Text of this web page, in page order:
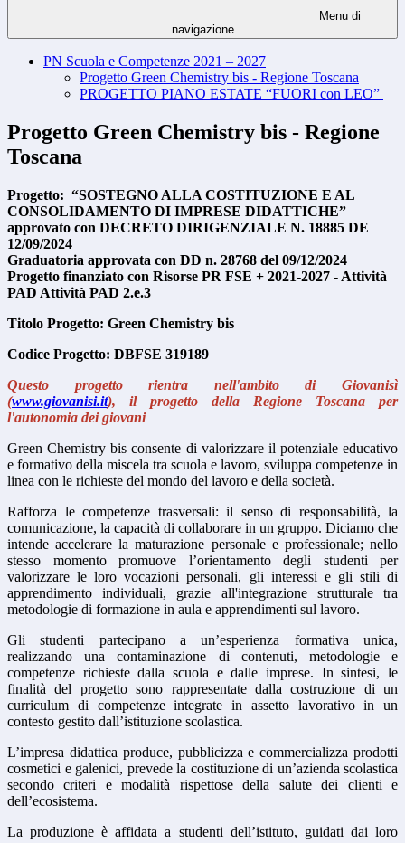
Menu di
navigazione
PN Scuola e Competenze 2021 – 2027
Progetto Green Chemistry bis - Regione Toscana
PROGETTO PIANO ESTATE “FUORI con LEO”
Progetto Green Chemistry bis - Regione
Toscana
Progetto: “SOSTEGNO ALLA COSTITUZIONE E AL
CONSOLIDAMENTO DI IMPRESE DIDATTICHE”
approvato con DECRETO DIRIGENZIALE N. 18885 DE
12/09/2024
Graduatoria approvata con DD n. 28768 del 09/12/2024
Progetto finanziato con Risorse PR FSE + 2021‐2027 ‐ Attività
PAD Attività PAD 2.e.3
Titolo Progetto: Green Chemistry bis
Codice Progetto: DBFSE 319189
Questo progetto rientra nell'ambito di Giovanisì
(www.giovanisi.it), il progetto della Regione Toscana per
l'autonomia dei giovani
Green Chemistry bis consente di valorizzare il potenziale educativo
e formativo della miscela tra scuola e lavoro, sviluppa competenze in
linea con le richieste del mondo del lavoro e della società.
Rafforza le competenze trasversali: il senso di responsabilità, la
comunicazione, la capacità di collaborare in un gruppo. Diciamo che
intende accelerare la maturazione personale e professionale; nello
stesso momento promuove l’orientamento degli studenti per
valorizzare le loro vocazioni personali, gli interessi e gli stili di
apprendimento individuali, grazie all'integrazione strutturale tra
metodologie di formazione in aula e apprendimenti sul lavoro.
Gli studenti partecipano a un’esperienza formativa unica,
realizzando una contaminazione di contenuti, metodologie e
competenze richieste dalla scuola e dalle imprese. In sintesi, le
finalità del progetto sono rappresentate dalla costruzione di un
curriculum di competenze integrate in assetto lavorativo in un
contesto gestito dall’istituzione scolastica.
L’impresa didattica produce, pubblicizza e commercializza prodotti
cosmetici e galenici, prevede la costituzione di un’azienda scolastica
secondo criteri e modalità rispettose della salute dei clienti e
dell’ecosistema.
La produzione è affidata a studenti dell’istituto, guidati dai loro